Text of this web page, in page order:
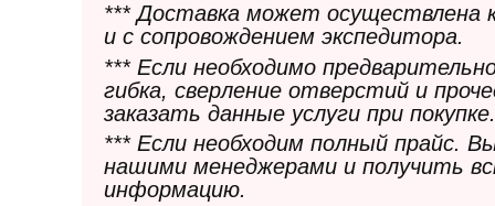
*** Доставка может осуществлена
и с сопровождением экспедитора.
*** Если необходимо
гибка, сверление отверстий и
заказать данные услуги при покупке.
*** Если необходим полный прайс.
нашими менеджерами и получить
информацию.